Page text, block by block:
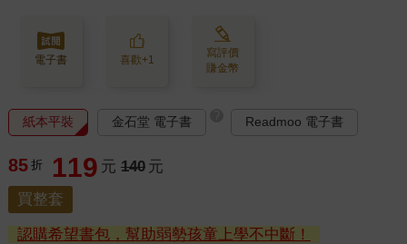
電子書 喜歡+1
寫評價
賺金幣
紙本平裝 金石堂 電子書 Readmoo 電子書
85 折 119 元 140 元
買整套
認購希望書包，幫助弱勢孩童上學不中斷！